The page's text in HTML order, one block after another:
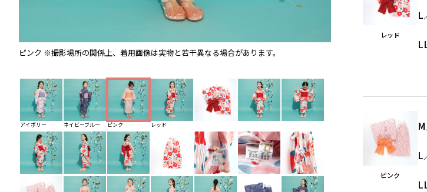
ピンク ※撮影場所の関係上、着用画像は実物と若干異なる場合があります。 ※撮影場所の関係
アイボリー ネイビーブルー ピンク レッド
レッド
L
ピンク
M
L